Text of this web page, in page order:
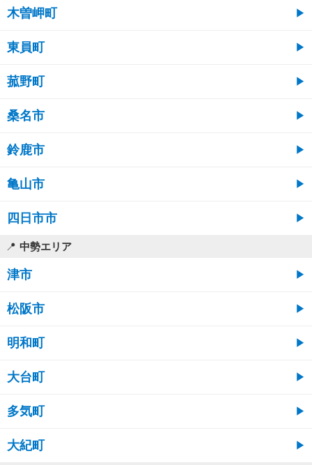
木曽岬町
東員町
菰野町
桑名市
鈴鹿市
亀山市
四日市市
中勢エリア
津市
松阪市
明和町
大台町
多気町
大紀町